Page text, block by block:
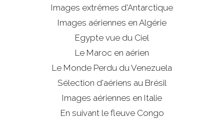
Images extrêmes d'Antarctique
Images aériennes en Algérie
Egypte vue du Ciel
Le Maroc en aérien
Le Monde Perdu du Venezuela
Sélection d'aériens au Brésil
Images aériennes en Italie
En suivant le fleuve Congo